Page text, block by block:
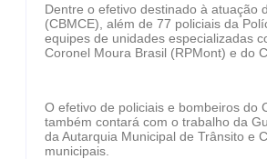
Dentre o efetivo destinado à atuação
(CBMCE), além de 77 policiais da
equipes de unidades especializadas
Coronel Moura Brasil (RPMont) e do
O efetivo de policiais e bombeiros do
também contará com o trabalho da
da Autarquia Municipal de Trânsito e
municipais.